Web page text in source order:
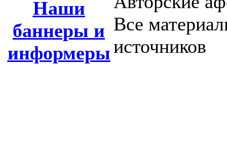
Наши
баннеры и
информеры
Все
источников